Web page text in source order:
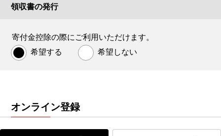
領収書の発行
寄付金控除の際にご利用いただけます。
希望する
希望しない
オンライン登録